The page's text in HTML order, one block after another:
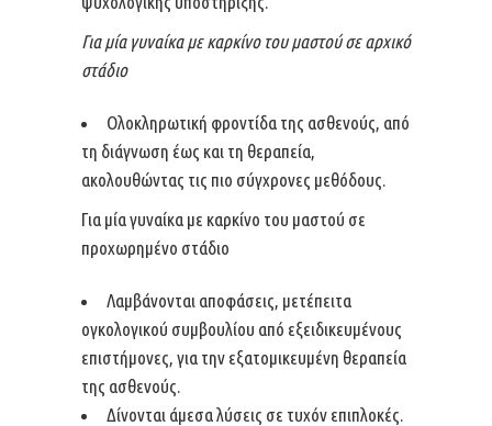
Για μία γυναίκα με καρκίνο του μαστού σε αρχικό
στάδιο
Ολοκληρωτική φροντίδα της ασθενούς, από
τη διάγνωση έως και τη θεραπεία,
ακολουθώντας τις πιο σύγχρονες μεθόδους.
Για μία γυναίκα με καρκίνο του μαστού σε
προχωρημένο στάδιο
Λαμβάνονται αποφάσεις, μετέπειτα
ογκολογικού συμβουλίου από εξειδικευμένους
επιστήμονες, για την εξατομικευμένη θεραπεία
της ασθενούς.
Δίνονται άμεσα λύσεις σε τυχόν επιπλοκές.